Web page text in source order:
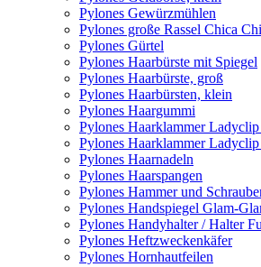
Pylones Gewürzmühlen
Pylones große Rassel Chica
Pylones Gürtel
Pylones Haarbürste mit Spiegel
Pylones Haarbürste, groß
Pylones Haarbürsten, klein
Pylones Haargummi
Pylones Haarklammer
Pylones Haarklammer
Pylones Haarnadeln
Pylones Haarspangen
Pylones Hammer und
Pylones Handspiegel Glam-
Pylones Handyhalter / Halter
Pylones Heftzweckenkäfer
Pylones Hornhautfeilen